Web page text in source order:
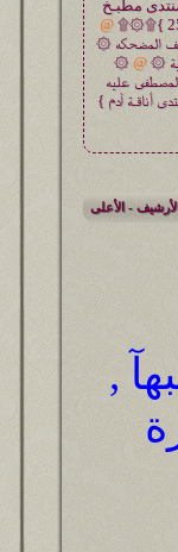
مطبـخ
@
المضحكه ۞
۞ @۞
عليه
أناقـة آدم }
-الأعلى
,